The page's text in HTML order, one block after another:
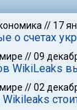
// 17
о счетах
//09
WikiLeaks
//02